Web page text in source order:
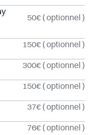
50€ ( optionnel )
150€ ( optionnel )
300€ ( optionnel )
150€ ( optionnel )
37€ ( optionnel )
76€ ( optionnel )